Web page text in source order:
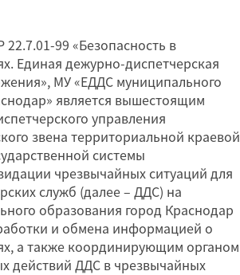
99 «Безопасность в
Единая дежурно-диспетчерская
МУ «ЕДДС муниципального
является вышестоящим
управления
звена территориальной краевой
системы
чрезвычайных ситуаций для
служб (далее – ДДС) на
образования город Краснодар
и обмена информацией о
а также координирующим органом
действий ДДС в чрезвычайных